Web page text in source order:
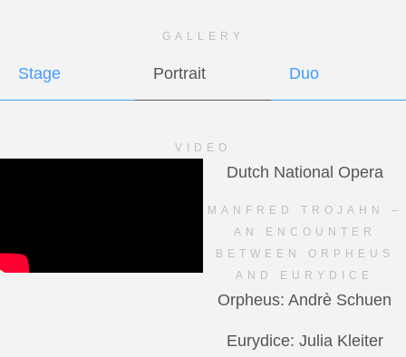
GALLERY
Stage Portrait Duo
VIDEO
Dutch National Opera
MANFRED TROJAHN –
AN ENCOUNTER
BETWEEN ORPHEUS
AND EURYDICE
Orpheus: Andrè Schuen
Eurydice: Julia Kleiter